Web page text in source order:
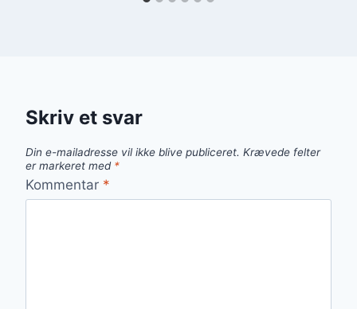
Skriv et svar
Din e-mailadresse vil ikke blive publiceret. Krævede felter
er markeret med *
Kommentar *